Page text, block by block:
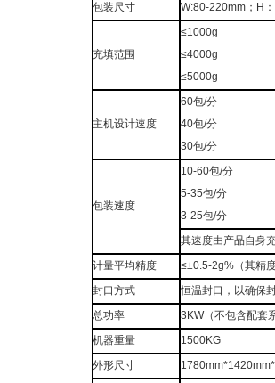
包装尺寸
W:80-220mm；H
充填范围
≤1000g
≤4000g
≤5000g
主机设计速度
60包/分
40包/分
30包/分
包装速度
10-60包/分
5-35包/分
3-25包/分
其速度由产品自身
计量平均精度
≤±0.5-2g%（其精
封口方式
恒温封口，以确保
总功率
3KW（不包含配套
机器重量
1500KG
外形尺寸